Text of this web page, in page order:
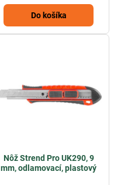
Do košíka
Nôž Strend Pro UK290, 9
mm, odlamovací, plastový